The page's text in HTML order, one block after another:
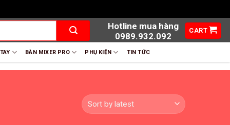
Hotline mua hàng
0989.932.092
CART
BÀN MIXER PRO PHỤ KIỆN TIN TỨC